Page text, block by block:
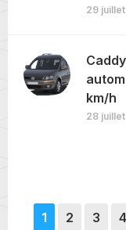
29
km/h
28
1 2 3 4